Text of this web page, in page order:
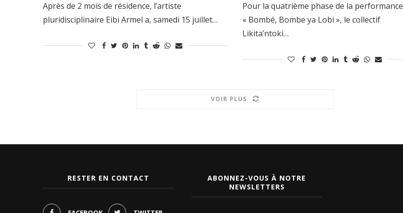
Après de 2 mois de résidence, l’artiste
pluridisciplinaire Eibi Armel a, samedi 15 juillet…
Pour la quatrième phase de la performance
« Bombé, Bombe ya Lobi », le collectif
Likita’ntoki…
VOIR PLUS
RESTER EN CONTACT
ABONNEZ-VOUS À NOTRE
NEWSLETTERS